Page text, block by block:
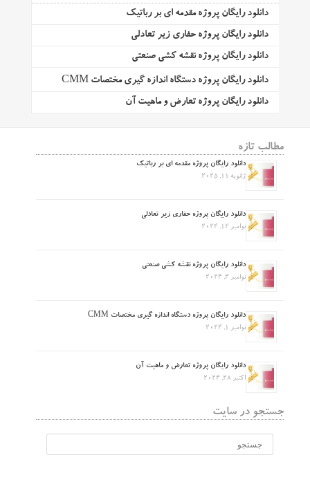
دانلود رایگان پروژه مقدمه ای بر رباتیک
دانلود رایگان پروژه حفاری زیر تعادلی
دانلود رایگان پروژه نقشه کشی صنعتی
دانلود رایگان پروژه دستگاه اندازه گیری مختصات CMM
دانلود رایگان پروژه تعارض و ماهیت آن
مطالب تازه
دانلود رایگان پروژه مقدمه ای بر رباتیک
ژانویه 11, 2025
دانلود رایگان پروژه حفاری زیر تعادلی
نوامبر 12, 2024
دانلود رایگان پروژه نقشه کشی صنعتی
نوامبر 4, 2024
دانلود رایگان پروژه دستگاه اندازه گیری مختصات CMM
نوامبر 1, 2024
دانلود رایگان پروژه تعارض و ماهیت آن
اکتبر 28, 2024
جستجو در سایت